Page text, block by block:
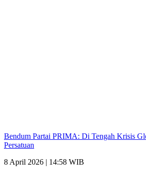
Bendum Partai PRIMA: Di Tengah Krisis
Persatuan
8 April 2026 | 14:58 WIB